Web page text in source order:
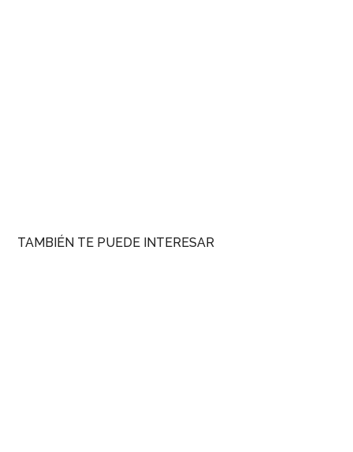
TAMBIÉN TE PUEDE INTERESAR